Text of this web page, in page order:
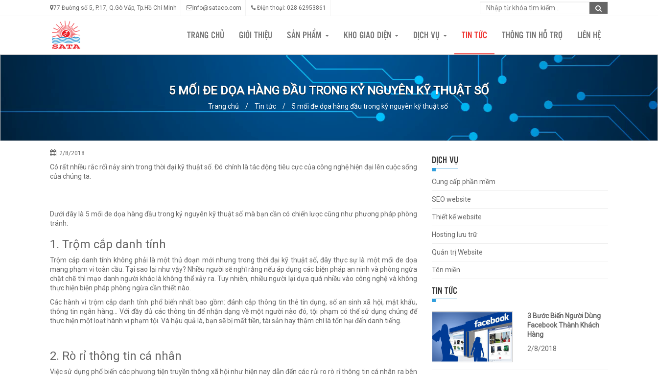
77 Đường số 5, P.17, Q.Gò Vấp, Tp.Hồ Chí Minh info@sataco.com Điện thoại: 028 62953861
TRANG CHỦ GIỚI THIỆU SẢN PHẨM KHO GIAO DIỆN DỊCH VỤ TIN TỨC THÔNG TIN HỖ TRỢ LIÊN HỆ
5 MỐI ĐE DỌA HÀNG ĐẦU TRONG KỶ NGUYÊN KỸ THUẬT SỐ
Trang chủ / Tin tức / 5 mối đe dọa hàng đầu trong kỷ nguyên kỹ thuật số
2/8/2018
Có rất nhiều rắc rối nảy sinh trong thời đại kỹ thuật số. Đó chính là tác động tiêu cực của công nghệ hiện đại lên cuộc sống
của chúng ta.
Dưới đây là 5 mối đe dọa hàng đầu trong kỷ nguyên kỹ thuật số mà bạn cần có chiến lược cũng như phương pháp phòng
tránh:
1. Trộm cắp danh tính
Trộm cắp danh tính không phải là một thủ đoạn mới nhưng trong thời đại kỹ thuật số, đây thực sự là một mối đe dọa
mang phạm vi toàn cầu. Tại sao lại như vậy? Nhiều người sẽ nghĩ rằng nếu áp dụng các biện pháp an ninh và phòng ngừa
chặt chẽ thì mạo danh người khác là không thể xảy ra. Tuy nhiên, nhiều người lại dựa quá nhiều vào công nghệ và không
thực hiện biện pháp phòng ngừa cần thiết nào.
Các hành vi trộm cắp danh tính phổ biến nhất bao gồm: đánh cắp thông tin thẻ tín dụng, số an sinh xã hội, mật khẩu,
thông tin ngân hàng... Với đầy đủ các thông tin để nhận dạng về một người nào đó, tội phạm có thể sử dụng chúng để
thực hiện một loạt hành vi phạm tội. Và hậu quả là, bạn sẽ bị mất tiền, tài sản hay thậm chí là tổn hại đến danh tiếng.
2. Rò rỉ thông tin cá nhân
Việc sử dụng phổ biến các phương tiện truyền thông xã hội như hiện nay dẫn đến các rủi ro rò rỉ thông tin cá nhân ra bên
DỊCH VỤ
Cung cấp phần mềm
SEO website
Thiết kế website
Hosting lưu trữ
Quản trị Website
Tên miền
TIN TỨC
3 Bước Biến Người Dùng
Facebook Thành Khách
Hàng
2/8/2018